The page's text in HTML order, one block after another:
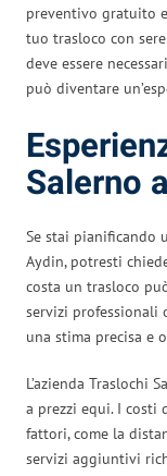
preventivo gratuito
tuo trasloco con
deve essere
può diventare
Salerno
Se stai pianificando
Aydin, potresti
costa un trasloco
servizi professionali
una stima precisa e
L’azienda Traslochi
a prezzi equi. I costi
fattori, come la
servizi aggiuntivi